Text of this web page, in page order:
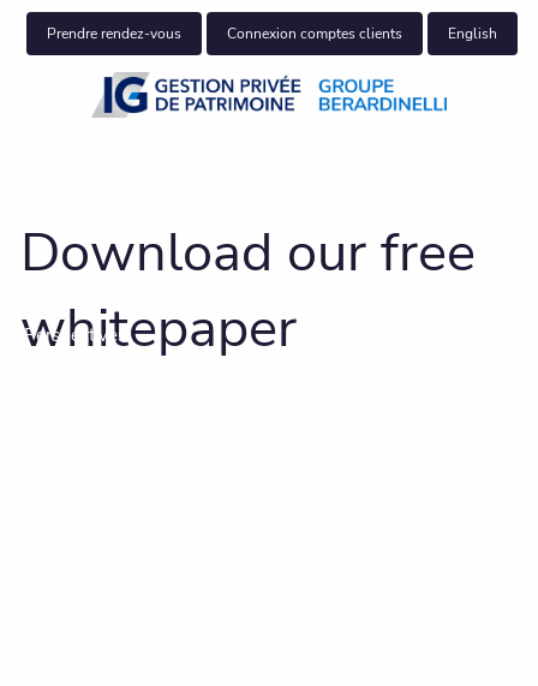
Skip to main content
Prendre rendez-vous Connexion comptes clients English
Perspectives
Download our free
whitepaper